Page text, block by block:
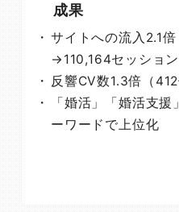
成果
サイトへの流入2.1
→110,164セッション
反響CV数1.3倍（
「婚活」「婚活支
ーワードで上位化